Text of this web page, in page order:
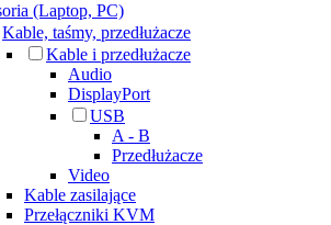
(Laptop, PC)
Kable, taśmy, przedłużacze
Kable i przedłużacze
Audio
DisplayPort
USB
A - B
Przedłużacze
Video
Kable zasilające
Przełączniki KVM